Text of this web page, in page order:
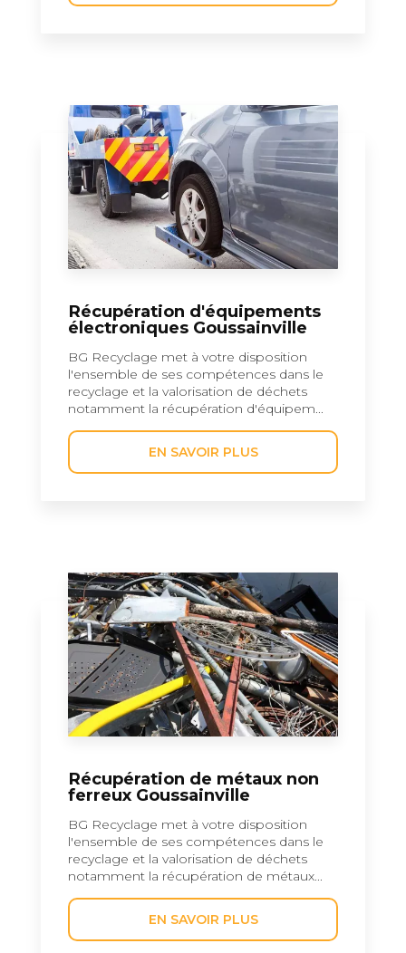
Récupération d'équipements
électroniques Goussainville
BG Recyclage met à votre disposition
l'ensemble de ses compétences dans le
recyclage et la valorisation de déchets
notamment la récupération d'équipem...
EN SAVOIR PLUS
Récupération de métaux non
ferreux Goussainville
BG Recyclage met à votre disposition
l'ensemble de ses compétences dans le
recyclage et la valorisation de déchets
notamment la récupération de métaux...
EN SAVOIR PLUS